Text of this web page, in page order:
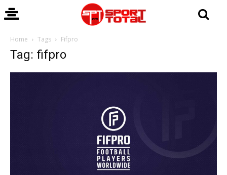
Home Tags Fifpro
Tag: fifpro